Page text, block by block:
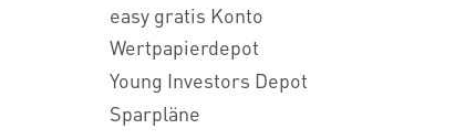
easy gratis Konto
Wertpapierdepot
Young Investors Depot
Sparpläne